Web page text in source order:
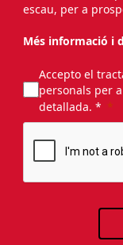
escau, per a
Més informació i
Accepto el
personals per
detallada. *